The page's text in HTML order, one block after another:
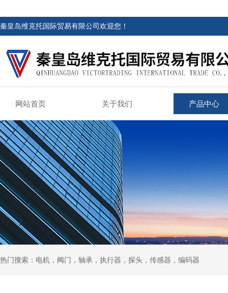
秦皇岛维克托国际贸易有限公司欢迎您！
网站首页 关于我们 产品中心
热门搜索：电机，阀门，轴承，执行器，探头，传感器，编码器